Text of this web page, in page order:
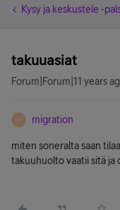
Kysy ja keskustele -
takuuasiat
Forum|Forum|11 years
M migration
miten soneralta saan
takuuhuolto vaatii sitä ja